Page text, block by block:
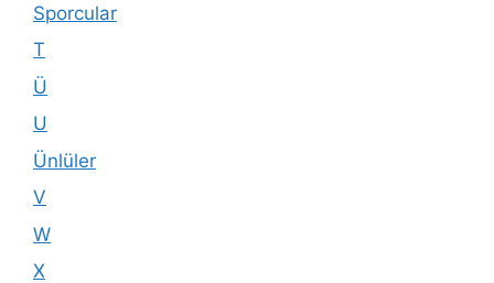
Sporcular
T
Ü
U
Ünlüler
V
W
X